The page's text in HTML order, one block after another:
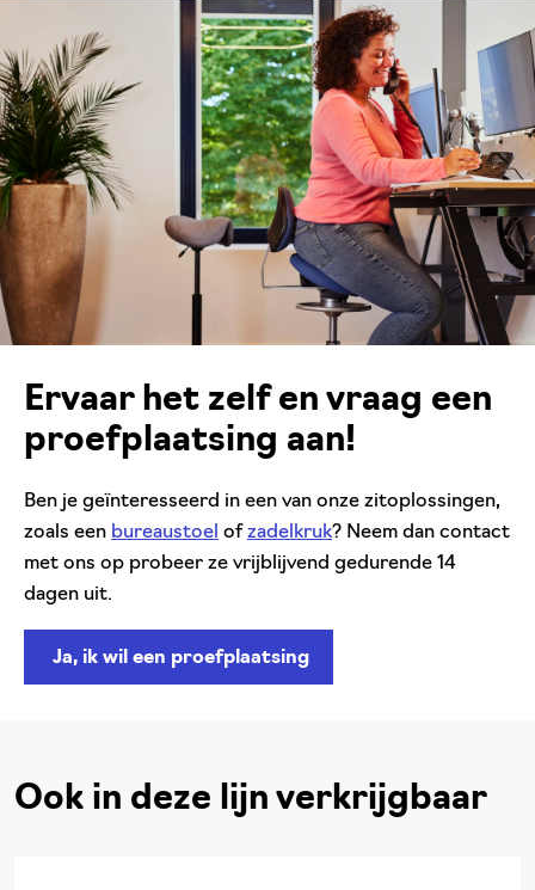
Ervaar het zelf en vraag een
proefplaatsing aan!
Ben je geïnteresseerd in een van onze zitoplossingen,
zoals een bureaustoel of zadelkruk? Neem dan contact
met ons op probeer ze vrijblijvend gedurende 14
dagen uit.
Ja, ik wil een proefplaatsing
Ook in deze lijn verkrijgbaar